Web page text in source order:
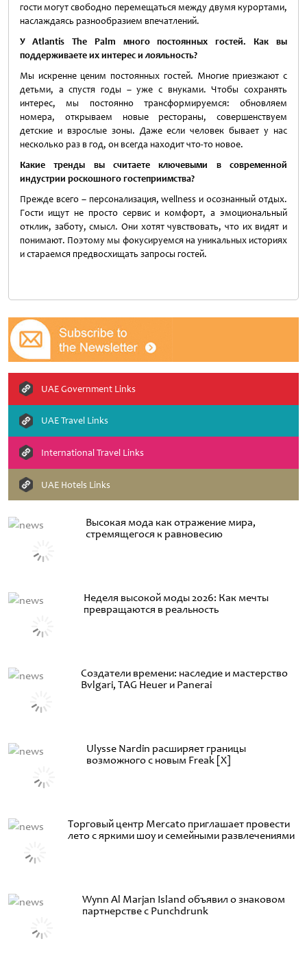
Высокая мода как отражение мира,
стремящегося к равновесию
Неделя высокой моды 2026: Как мечты
превращаются в реальность
Создатели времени: наследие и мастерство
Bvlgari, TAG Heuer и Panerai
Ulysse Nardin расширяет границы
возможного с новым Freak [X]
Торговый центр Mercato приглашает провести
лето с яркими шоу и семейными развлечениями
Wynn Al Marjan Island объявил о знаковом
партнерстве с Punchdrunk
гости могут свободно перемещаться между двумя курортами,
наслаждаясь разнообразием впечатлений.
У Atlantis The Palm много постоянных гостей. Как вы
поддерживаете их интерес и лояльность?
Мы искренне ценим постоянных гостей. Многие приезжают с
детьми, а спустя годы – уже с внуками. Чтобы сохранять
интерес, мы постоянно трансформируемся: обновляем
номера, открываем новые рестораны, совершенствуем
детские и взрослые зоны. Даже если человек бывает у нас
несколько раз в год, он всегда находит что-то новое.
Какие тренды вы считаете ключевыми в современной
индустрии роскошного гостеприимства?
Прежде всего – персонализация, wellness и осознанный отдых.
Гости ищут не просто сервис и комфорт, а эмоциональный
отклик, заботу, смысл. Они хотят чувствовать, что их видят и
понимают. Поэтому мы фокусируемся на уникальных историях
и стараемся предвосхищать запросы гостей.
UAE Government Links
UAE Travel Links
International Travel Links
UAE Hotels Links